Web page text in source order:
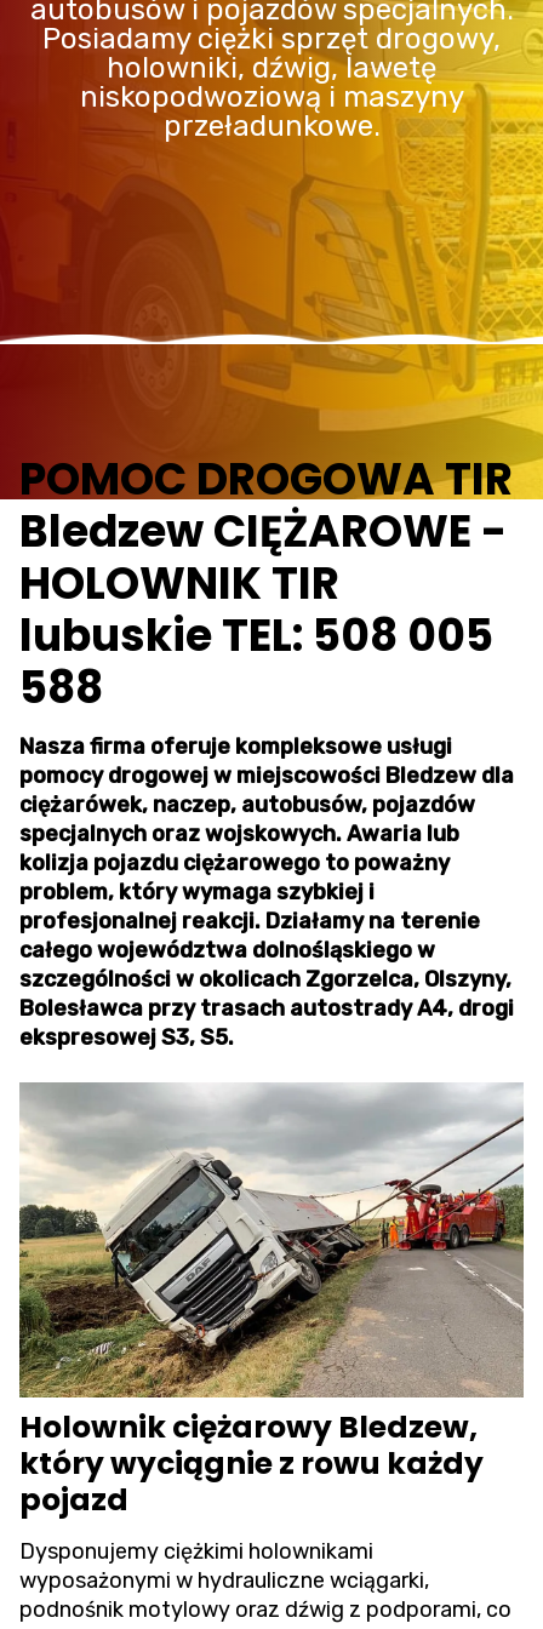
autobusów i pojazdów specjalnych.
Posiadamy ciężki sprzęt drogowy,
holowniki, dźwig, lawetę
niskopodwoziową i maszyny
przeładunkowe.
POMOC DROGOWA TIR
Bledzew CIĘŻAROWE -
HOLOWNIK TIR
lubuskie TEL: 508 005
588
Nasza firma oferuje kompleksowe usługi
pomocy drogowej w miejscowości Bledzew dla
ciężarówek, naczep, autobusów, pojazdów
specjalnych oraz wojskowych. Awaria lub
kolizja pojazdu ciężarowego to poważny
problem, który wymaga szybkiej i
profesjonalnej reakcji. Działamy na terenie
całego województwa dolnośląskiego w
szczególności w okolicach Zgorzelca, Olszyny,
Bolesławca przy trasach autostrady A4, drogi
ekspresowej S3, S5.
Holownik ciężarowy Bledzew,
który wyciągnie z rowu każdy
pojazd
Dysponujemy ciężkimi holownikami
wyposażonymi w hydrauliczne wciągarki,
podnośnik motylowy oraz dźwig z podporami, co